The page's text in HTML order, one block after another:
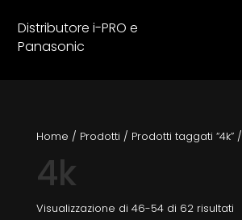
Distributore i-PRO e
Panasonic
Home / Prodotti / Prodotti taggati “4k”/
4k
Visualizzazione di 46-54 di 62 risultati